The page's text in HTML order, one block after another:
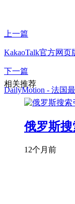
上一篇
KakaoTalk官方网页
下一篇
DailyMotion - 法国
相关推荐
俄罗斯搜
12个月前